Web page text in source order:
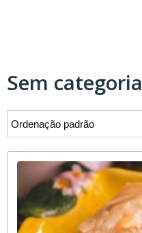
Sem categoria